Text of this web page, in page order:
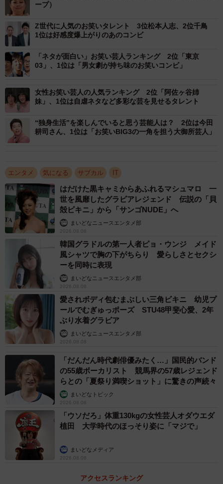
は、ネタ動画のほか、ゲーム実況などもしています。
【3位：江頭2:50】
かつて『大川興業』に所属していたお笑い芸人でしたが、
現在は独立しています。事務所所属時はテレビでも頻繁に
活躍が見られたものの、その破天荒な芸風をより生かせる
ようYouTubeに活動の場を移しています。
YouTubeチャンネル『エガちゃんねる EGA-CHANNEL』で
は『YouTubeでやりたいこと全部やってやる！おもしろい
こと全部やってやる！』というコンセプトのもと、登録者
▽【グループ】YouTube配信芸人人気ランキング
チョコレートプラネットの（左から）長田庄平さん、松尾駿さん
【1位：チョコレートプラネット】
NSC東京校の11期生。吉本興業所属のお笑いコンビで、長
田庄平と松尾駿の2人組です。小道具を生かしたコントが得
意で、キングオブコントの決勝に何度も出ています。
テレビでも多くのレギュラーを持ち、『ヒルナンデス！』
『有吉の壁』『おはスタ』などで活躍中です。YouTubeで
ントやロケ、企画系の動画などを配信しています。
ープ）
Z世代に人気のお笑いタレント 3位松本人志、2位千鳥
1位は好感度爆上がりのあのコンビ
「ネタが面白い」お笑い芸人ランキング 2位「東京
03」、1位は「男女劇が持ち味のお笑いコンビ」
女性お笑い芸人の人気ランキング 2位「阿佐ヶ谷姉
妹」、1位は自虐ネタなど多彩な芸を見せるタレント
“独身生活”を楽しんでいると思う芸能人は？ 2位は今田
耕司さん、1位は「お笑いBIG3の一角を担う大御所芸人」
エンタメ 気になる サブカル IT
はだけた黒キャミからあふれるマシュマロ 一
世を風靡したグラビアレジェンド 伝説の「貝
殻ビキニ」から「サンゴNUDE」へ
まいどなニュースエンタメ部
2026.08.08
韓国グラドルの第一人者ピョ・ウンジ メイド
風シャツで胸の下がちらり 愛らしさとセクシ
ーを同時に表現
まいどなニュースエンタメ部
2026.08.08
愛されボディ包むまぶしい三角ビキニ 幼児プ
ールでむぎゅっポーズ STU48甲斐心愛、2年
ぶり水着グラビア
まいどなニュースエンタメ部
2026.08.08
「だんだん時代劇俳優みたく…」国民的バンド
の55歳ボーカリスト 競馬界の57歳レジェンド
らとの「夏祭り満喫ショット」に驚きの声続々
まいどなトピック
2026.08.08
「ウソだろ」体重130kgの女性芸人オダウエダ
植田 大学時代のほっそり姿に「マジで」
まいどなメディア
2026.08.08
アクセスランキング